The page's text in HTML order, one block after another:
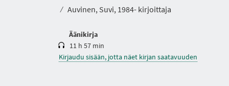
⁄ Auvinen, Suvi, 1984- kirjoittaja
Äänikirja
11 h 57 min
Kirjaudu sisään, jotta näet kirjan saatavuuden